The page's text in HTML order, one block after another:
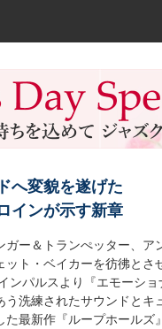
へ変貌を遂げた
インが示す新章
ガー＆トランぺッター、
ット・ベイカーを彷彿と
ンパルスより『エモーシ
う洗練されたサウンドと
た最新作『ループホール